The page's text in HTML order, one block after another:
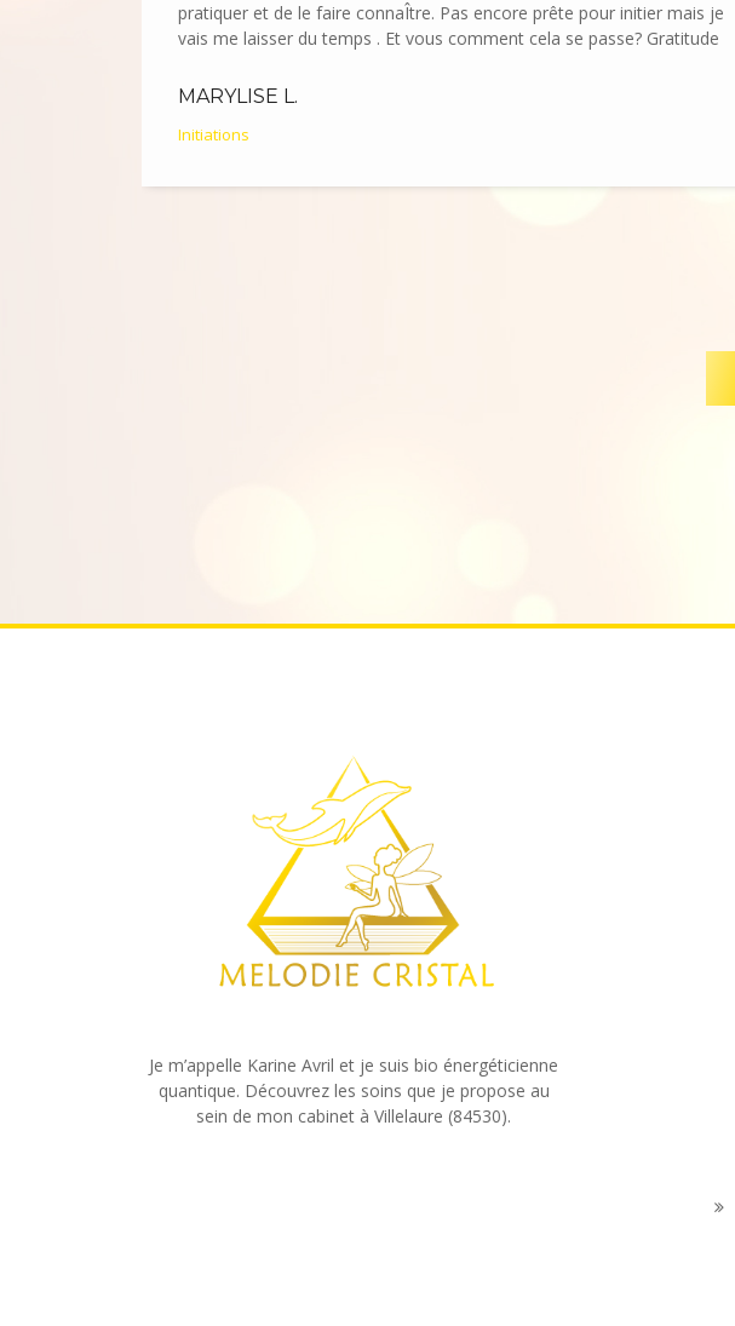
pratiquer et de le faire connaÎtre. Pas encore prête pour initier mais je
vais me laisser du temps . Et vous comment cela se passe? Gratitude
MARYLISE L.
Initiations
Je m’appelle Karine Avril et je suis bio énergéticienne
quantique. Découvrez les soins que je propose au
sein de mon cabinet à Villelaure (84530).